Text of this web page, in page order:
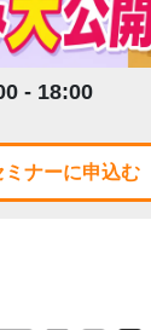
- 18:00
ミナーに申込む